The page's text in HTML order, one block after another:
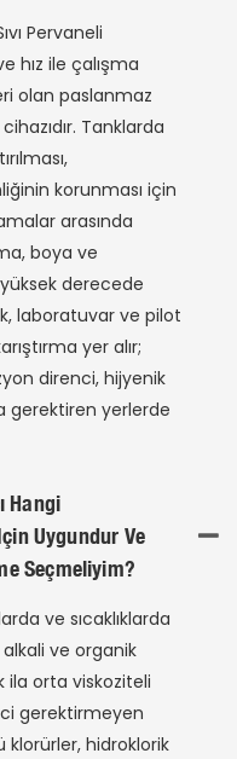
Pervaneli
hız ile çalışma
olan paslanmaz
Tanklarda
korunması için
arasında
boya ve
derecede
laboratuvar ve pilot
yer alır;
direnci, hijyenik
gerektiren yerlerde
Hangi
Uygundur Ve
Seçmeliyim?
ve sıcaklıklarda
ve organik
ila orta viskoziteli
gerektirmeyen
hidroklorik